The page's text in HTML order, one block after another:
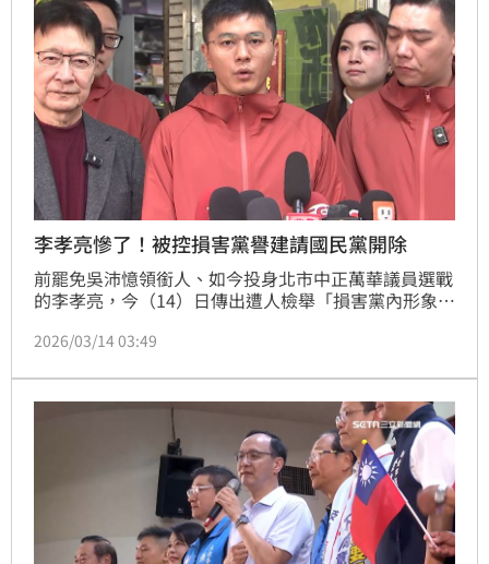
李孝亮慘了！被控損害黨譽建請國民黨開除
前罷免吳沛憶領銜人、如今投身北市中正萬華議員選戰
的李孝亮，今（14）日傳出遭人檢舉「損害黨內形象與
信更直指李孝亮偽造其單打獨鬥、黨中央不支援的悲情
開除之。李孝亮則表示，他下週二要被考紀會約談，若
站出來承擔得到的回報是這樣，只會讓願意站出來的年
輕人越來越心寒。
2026/03/14 03:49